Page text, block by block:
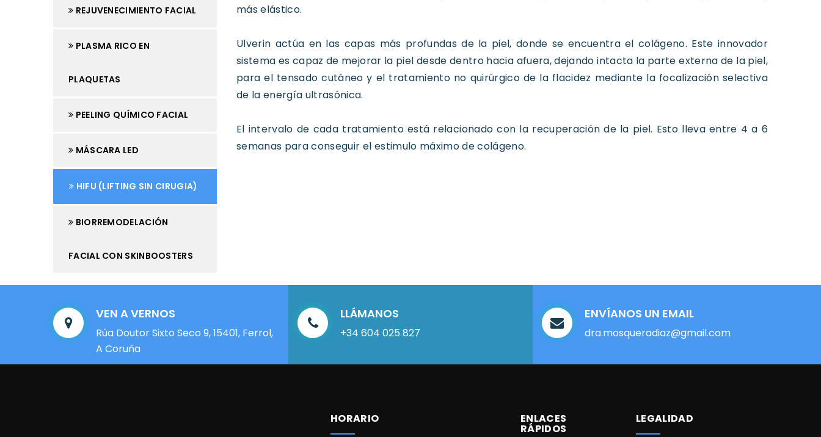
REJUVENECIMIENTO FACIAL
PLASMA RICO EN
PLAQUETAS
PEELING QUÍMICO FACIAL
MÁSCARA LED
HIFU (LIFTING SIN CIRUGIA)
BIORREMODELACIÓN
FACIAL CON SKINBOOSTERS
más elástico.
Ulverin actúa en las capas más profundas de la piel, donde se encuentra el colágeno. Este innovador
sistema es capaz de mejorar la piel desde dentro hacia afuera, dejando intacta la parte externa de la piel,
para el tensado cutáneo y el tratamiento no quirúrgico de la flacidez mediante la focalización selectiva
de la energía ultrasónica.
El intervalo de cada tratamiento está relacionado con la recuperación de la piel. Esto lleva entre 4 a 6
semanas para conseguir el estimulo máximo de colágeno.
VEN A VERNOS
Rúa Doutor Sixto Seco 9, 15401, Ferrol,
A Coruña
LLÁMANOS
+34 604 025 827
ENVÍANOS UN EMAIL
dra.mosqueradiaz@gmail.com
HORARIO ENLACES
RÁPIDOS
LEGALIDAD